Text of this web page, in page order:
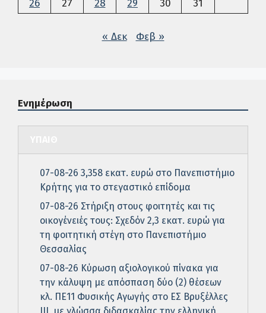
26
27 28 29 30 31
« Δεκ Φεβ »
Ενημέρωση
07-08-26 3,358 εκατ. ευρώ στο Πανεπιστήμιο
Κρήτης για το στεγαστικό επίδομα
07-08-26 Στήριξη στους φοιτητές και τις
οικογένειές τους: Σχεδόν 2,3 εκατ. ευρώ για
τη φοιτητική στέγη στο Πανεπιστήμιο
Θεσσαλίας
07-08-26 Κύρωση αξιολογικού πίνακα για
την κάλυψη με απόσπαση δύο (2) θέσεων
κλ. ΠΕ11 Φυσικής Αγωγής στο ΕΣ Βρυξέλλες